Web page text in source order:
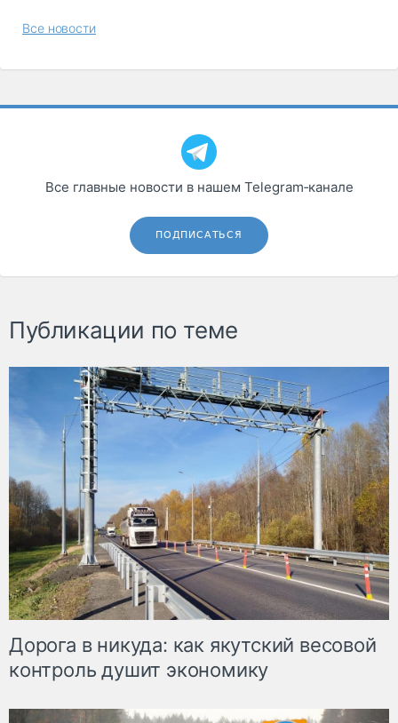
Все новости
Все главные новости в нашем Telegram‑канале
ПОДПИСАТЬСЯ
Публикации по теме
Дорога в никуда: как якутский весовой
контроль душит экономику